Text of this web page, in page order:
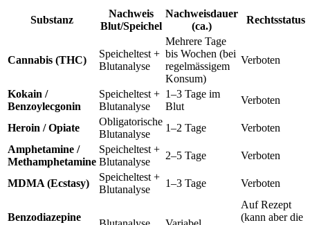
Substanz
Nachweis
Blut/Speichel
Nachweisdauer
(ca.)
Rechtsstatus
Cannabis (THC)
Speicheltest +
Blutanalyse
Mehrere Tage
bis Wochen (bei
regelmässigem
Konsum)
Verboten
Kokain /
Benzoylecgonin
Speicheltest +
Blutanalyse
1–3 Tage im
Blut
Verboten
Heroin / Opiate
Obligatorische
Blutanalyse
1–2 Tage
Verboten
Amphetamine /
Methamphetamine
Speicheltest +
Blutanalyse
2–5 Tage Verboten
MDMA (Ecstasy)
Speicheltest +
Blutanalyse
1–3 Tage Verboten
Benzodiazepine
Auf Rezept
(kann aber die